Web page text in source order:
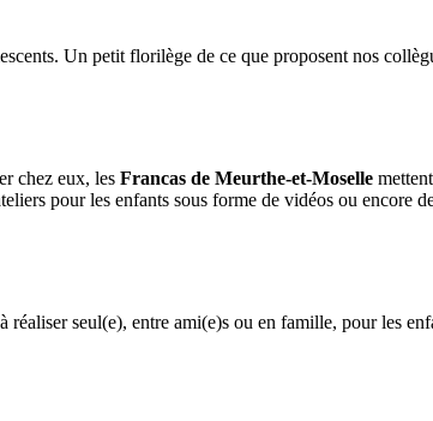
Un petit florilège de ce que proposent nos
chez eux, les Francas de Meurthe-et-Moselle
pour les enfants sous forme de vidéos ou encore
seul(e), entre ami(e)s ou en famille, pour les